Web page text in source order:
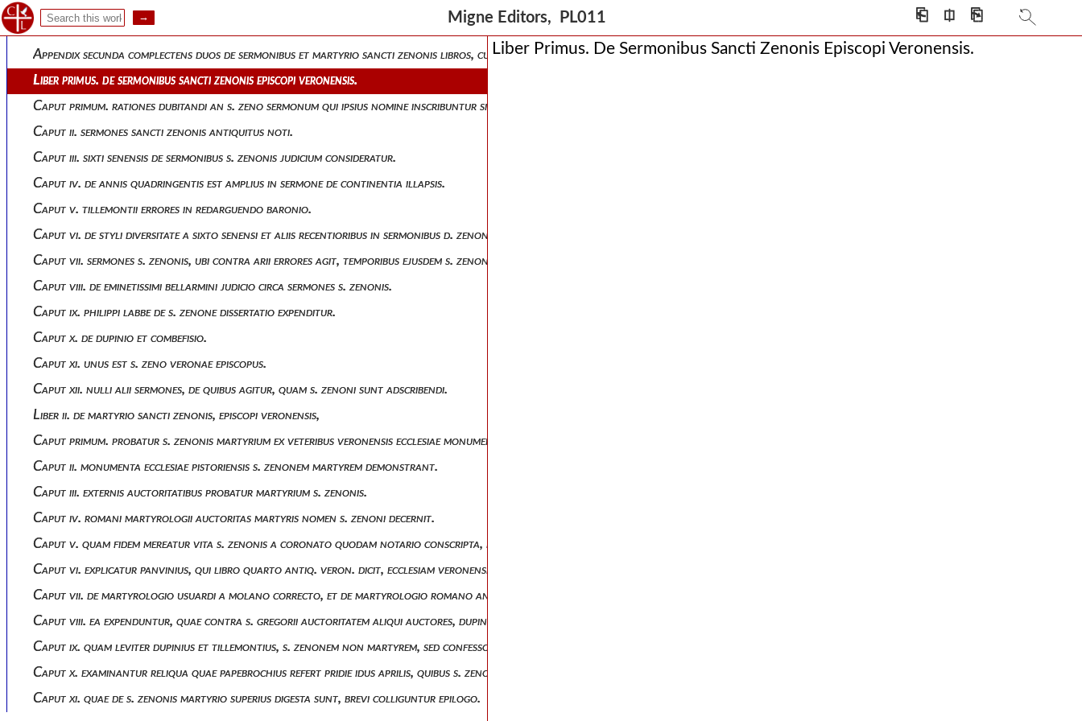
Migne Editors, PL011 ⎗ ⎅ ⎘
Appendix secunda complectens duos de sermonibus et martyrio sancti zenonis libros, cum duplici dissertatione ipsis subjuncta, auctore francisco bonacc
Appendix secunda complectens duos de sermonibus et martyrio sancti zenonis libros, cum duplici dissertatione ipsis subjuncta, auctore francisco bonacc
Liber primus. de sermonibus sancti zenonis episcopi veronensis.
Caput primum. rationes dubitandi an s. zeno sermonum qui ipsius nomine inscribuntur sit auctor.
Caput ii. sermones sancti zenonis antiquitus noti.
Caput iii. sixti senensis de sermonibus s. zenonis judicium consideratur.
Caput iv. de annis quadringentis est amplius in sermone de continentia illapsis.
Caput v. tillemontii errores in redarguendo baronio.
Caput vi. de styli diversitate a sixto senensi et aliis recentioribus in sermonibus d. zenonis notata.
Caput vii. sermones s. zenonis, ubi contra arii errores agit, temporibus ejusdem s. zenonis conveniunt.
Caput viii. de eminetissimi bellarmini judicio circa sermones s. zenonis.
Caput ix. philippi labbe de s. zenone dissertatio expenditur.
Caput x. de dupinio et combefisio.
Caput xi. unus est s. zeno veronae episcopus.
Caput xii. nulli alii sermones, de quibus agitur, quam s. zenoni sunt adscribendi.
Liber ii. de martyrio sancti zenonis, episcopi veronensis,
Caput primum. probatur s. zenonis martyrium ex veteribus veronensis ecclesiae monumentis.
Caput ii. monumenta ecclesiae pistoriensis s. zenonem martyrem demonstrant.
Caput iii. externis auctoritatibus probatur martyrium s. zenonis.
Caput iv. romani martyrologii auctoritas martyris nomen s. zenoni decernit.
Caput v. quam fidem mereatur vita s. zenonis a coronato quodam notario conscripta, in qua s. zeno confessor dicitur.
Caput vi. explicatur panvinius, qui libro quarto antiq. veron. dicit, ecclesiam veronensem antiquitus s. zenonem non coluisse uti martyrem: et aloysiu
Caput vii. de martyrologio usuardi a molano correcto, et de martyrologio romano antiquo, et de aliis martyrologiis.
Caput viii. ea expenduntur, quae contra s. gregorii auctoritatem aliqui auctores, dupinius praesertim et tillemontius, objiciunt.
Caput ix. quam leviter dupinius et tillemontius, s. zenonem non martyrem, sed confessorem jactitent.
Caput x. examinantur reliqua quae papebrochius refert pridie idus aprilis, quibus s. zeno confessor asseritur.
Caput xi. quae de s. zenonis martyrio superius digesta sunt, brevi colliguntur epilogo.
Liber Primus. De Sermonibus Sancti Zenonis Episcopi Veronensis.